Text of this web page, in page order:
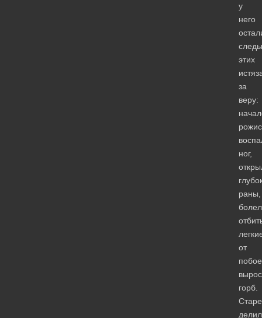
у
него
следы
этих
за
веру:
ног,
раны,
от
вырос
горб.